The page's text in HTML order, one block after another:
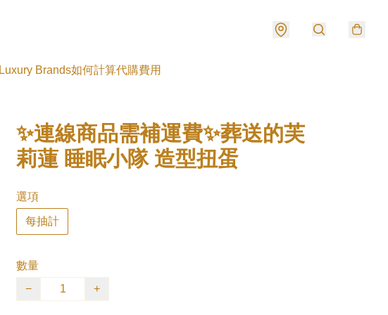
Luxury Brands如何計算代購費用
✨連線商品需補運費✨葬送的芙
莉蓮 睡眠小隊 造型扭蛋
選項
每抽計
數量
−
+